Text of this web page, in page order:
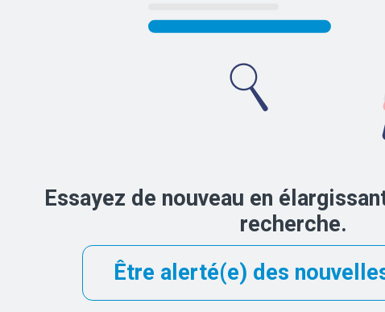
Essayez de nouveau en
recherche.
Être alerté(e) des